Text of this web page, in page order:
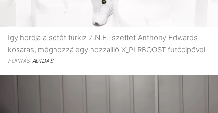
Így hordja a sötét türkiz Z.N.E.-szettet Anthony Edwards
kosaras, méghozzá egy hozzáillő X_PLRBOOST futócipővel
FORRÁSADIDAS